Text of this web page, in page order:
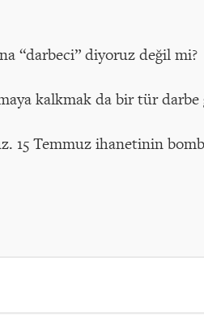
“darbeci” diyoruz değil mi?
kalkmak da bir tür
15 Temmuz ihanetinin